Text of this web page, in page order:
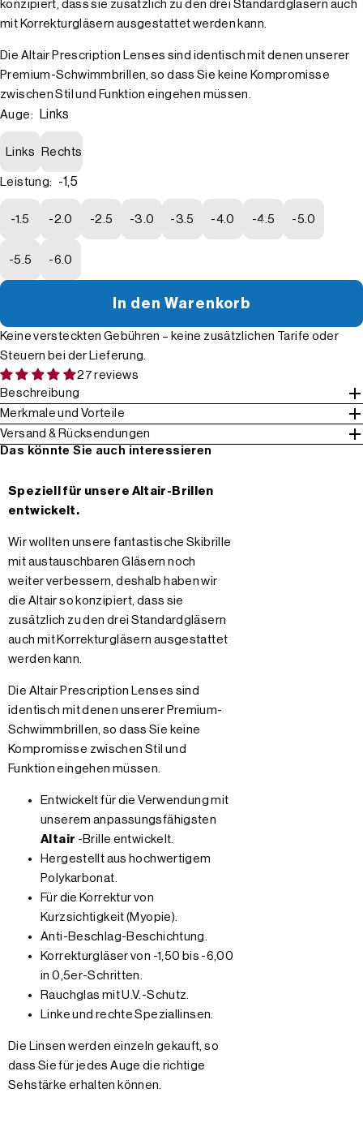
konzipiert, dass sie zusätzlich zu den drei Standardgläsern auch
mit Korrekturgläsern ausgestattet werden kann.
Die Altair Prescription Lenses sind identisch mit denen unserer
Premium-Schwimmbrillen, so dass Sie keine Kompromisse
zwischen Stil und Funktion eingehen müssen.
Auge:
Links
Links Rechts
Leistung: -1,5
-1.5 -2.0 -2.5 -3.0 -3.5 -4.0 -4.5 -5.0
-5.5 -6.0
In den Warenkorb
Keine versteckten Gebühren – keine zusätzlichen Tarife oder
Steuern bei der Lieferung.
27 reviews
Beschreibung
Merkmale und Vorteile
Versand & Rücksendungen
Das könnte Sie auch interessieren
Speziell für unsere Altair-Brillen
entwickelt.
Wir wollten unsere fantastische Skibrille
mit austauschbaren Gläsern noch
weiter verbessern, deshalb haben wir
die Altair so konzipiert, dass sie
zusätzlich zu den drei Standardgläsern
auch mit Korrekturgläsern ausgestattet
werden kann.
Die Altair Prescription Lenses sind
identisch mit denen unserer Premium-
Schwimmbrillen, so dass Sie keine
Kompromisse zwischen Stil und
Funktion eingehen müssen.
Entwickelt für die Verwendung mit
unserem anpassungsfähigsten
Altair -Brille entwickelt.
Hergestellt aus hochwertigem
Polykarbonat.
Für die Korrektur von
Kurzsichtigkeit (Myopie).
Anti-Beschlag-Beschichtung.
Korrekturgläser von -1,50 bis -6,00
in 0,5er-Schritten.
Rauchglas mit U.V.-Schutz.
Linke und rechte Speziallinsen.
Die Linsen werden einzeln gekauft, so
dass Sie für jedes Auge die richtige
Sehstärke erhalten können.